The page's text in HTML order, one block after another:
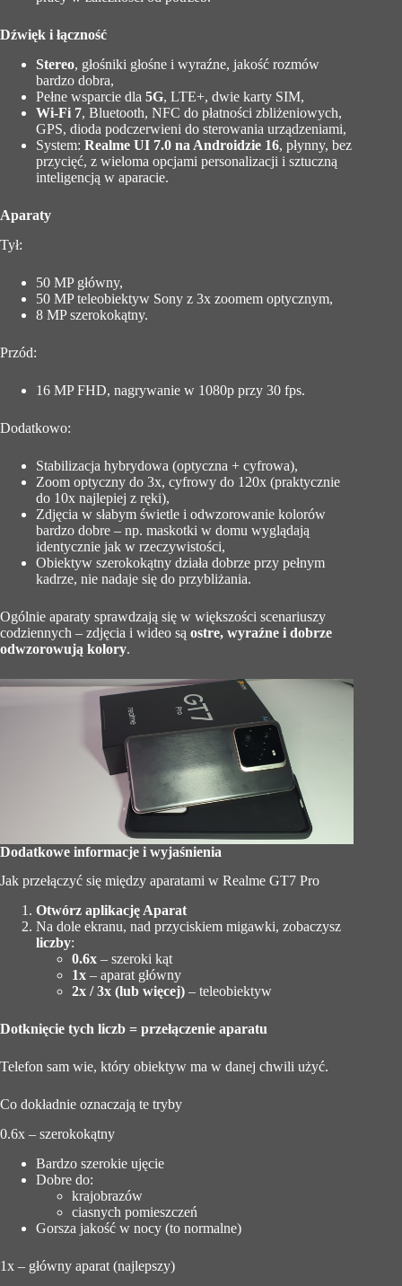
Dźwięk i łączność
Stereo, głośniki głośne i wyraźne, jakość rozmów
bardzo dobra,
Pełne wsparcie dla 5G, LTE+, dwie karty SIM,
Wi-Fi 7, Bluetooth, NFC do płatności zbliżeniowych,
GPS, dioda podczerwieni do sterowania urządzeniami,
System: Realme UI 7.0 na Androidzie 16, płynny, bez
przycięć, z wieloma opcjami personalizacji i sztuczną
inteligencją w aparacie.
Aparaty
Tył:
50 MP główny,
50 MP teleobiektyw Sony z 3x zoomem optycznym,
8 MP szerokokątny.
Przód:
16 MP FHD, nagrywanie w 1080p przy 30 fps.
Dodatkowo:
Stabilizacja hybrydowa (optyczna + cyfrowa),
Zoom optyczny do 3x, cyfrowy do 120x (praktycznie
do 10x najlepiej z ręki),
Zdjęcia w słabym świetle i odwzorowanie kolorów
bardzo dobre – np. maskotki w domu wyglądają
identycznie jak w rzeczywistości,
Obiektyw szerokokątny działa dobrze przy pełnym
kadrze, nie nadaje się do przybliżania.
Ogólnie aparaty sprawdzają się w większości scenariuszy
codziennych – zdjęcia i wideo są ostre, wyraźne i dobrze
odwzorowują kolory.
Dodatkowe informacje i wyjaśnienia
Jak przełączyć się między aparatami w Realme GT7 Pro
Otwórz aplikację Aparat
Na dole ekranu, nad przyciskiem migawki, zobaczysz
liczby:
0.6x – szeroki kąt
1x – aparat główny
2x / 3x (lub więcej) – teleobiektyw
Dotknięcie tych liczb = przełączenie aparatu
Telefon sam wie, który obiektyw ma w danej chwili użyć.
Co dokładnie oznaczają te tryby
0.6x – szerokokątny
Bardzo szerokie ujęcie
Dobre do:
krajobrazów
ciasnych pomieszczeń
Gorsza jakość w nocy (to normalne)
1x – główny aparat (najlepszy)